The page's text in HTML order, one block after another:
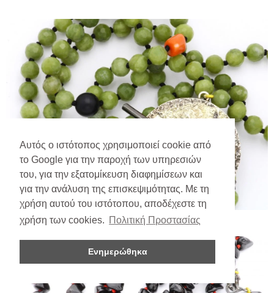
Αυτός ο ιστότοπος χρησιμοποιεί cookie από
το Google για την παροχή των υπηρεσιών
του, για την εξατομίκευση διαφημίσεων και
για την ανάλυση της επισκεψιμότητας. Με τη
χρήση αυτού του ιστότοπου, αποδέχεστε τη
χρήση των cookies. Πολιτική Προστασίας
Ενημερώθηκα